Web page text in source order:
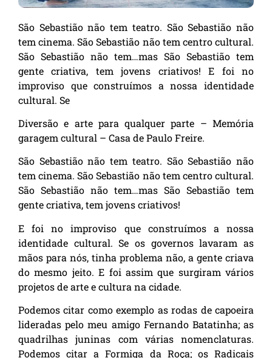
São Sebastião não tem teatro. São Sebastião não
tem cinema. São Sebastião não tem centro cultural.
São Sebastião não tem…mas São Sebastião tem
gente criativa, tem jovens criativos! E foi no
improviso que construímos a nossa identidade
cultural. Se
Diversão e arte para qualquer parte – Memória
garagem cultural – Casa de Paulo Freire.
São Sebastião não tem teatro. São Sebastião não
tem cinema. São Sebastião não tem centro cultural.
São Sebastião não tem…mas São Sebastião tem
gente criativa, tem jovens criativos!
E foi no improviso que construímos a nossa
identidade cultural. Se os governos lavaram as
mãos para nós, tinha problema não, a gente criava
do mesmo jeito. E foi assim que surgiram vários
projetos de arte e cultura na cidade.
Podemos citar como exemplo as rodas de capoeira
lideradas pelo meu amigo Fernando Batatinha; as
quadrilhas juninas com várias nomenclaturas.
Podemos citar a Formiga da Roça; os Radicais